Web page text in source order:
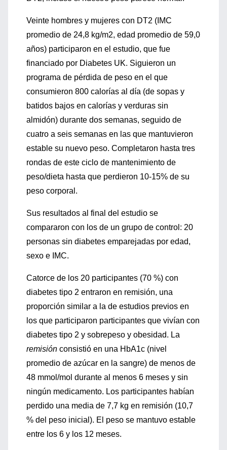
Veinte hombres y mujeres con DT2 (IMC
promedio de 24,8 kg/m2, edad promedio de 59,0
años) participaron en el estudio, que fue
financiado por Diabetes UK. Siguieron un
programa de pérdida de peso en el que
consumieron 800 calorías al día (de sopas y
batidos bajos en calorías y verduras sin
almidón) durante dos semanas, seguido de
cuatro a seis semanas en las que mantuvieron
estable su nuevo peso. Completaron hasta tres
rondas de este ciclo de mantenimiento de
peso/dieta hasta que perdieron 10-15% de su
peso corporal.
Sus resultados al final del estudio se
compararon con los de un grupo de control: 20
personas sin diabetes emparejadas por edad,
sexo e IMC.
Catorce de los 20 participantes (70 %) con
diabetes tipo 2 entraron en remisión, una
proporción similar a la de estudios previos en
los que participaron participantes que vivían con
diabetes tipo 2 y sobrepeso y obesidad. La
remisión consistió en una HbA1c (nivel
promedio de azúcar en la sangre) de menos de
48 mmol/mol durante al menos 6 meses y sin
ningún medicamento. Los participantes habían
perdido una media de 7,7 kg en remisión (10,7
% del peso inicial). El peso se mantuvo estable
entre los 6 y los 12 meses.